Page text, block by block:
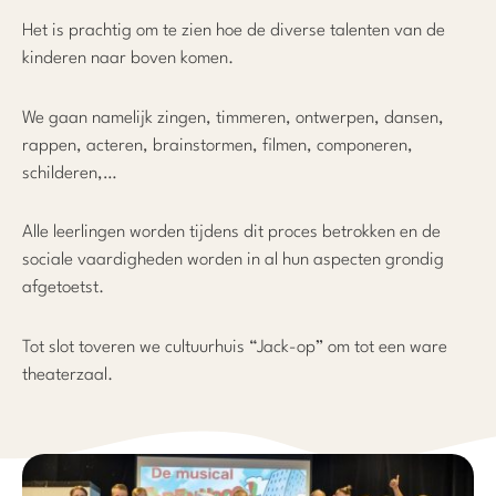
Het is prachtig om te zien hoe de diverse talenten van de
kinderen naar boven komen.
We gaan namelijk zingen, timmeren, ontwerpen, dansen,
rappen, acteren, brainstormen, filmen, componeren,
schilderen,…
Alle leerlingen worden tijdens dit proces betrokken en de
sociale vaardigheden worden in al hun aspecten grondig
afgetoetst.
Tot slot toveren we cultuurhuis “Jack-op” om tot een ware
theaterzaal.